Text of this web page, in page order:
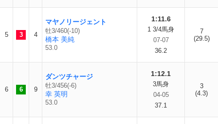
5 3 4
マヤノリージェント
牡3/460(-10)
橋本 美純
53.0
1:11.6
1 3/4馬身
07-07
36.2
7
(29.5)
6 6 9
ダンツチャージ
牡3/456(-6)
幸 英明
53.0
1:12.1
3馬身
04-05
37.1
3
(4.3)